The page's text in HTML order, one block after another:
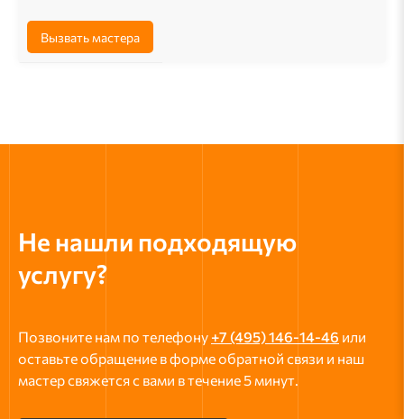
Вызвать мастера
Не нашли подходящую
услугу?
Позвоните нам по телефону +7 (495) 146-14-46 или
оставьте обращение в форме обратной связи и наш
мастер свяжется с вами в течение 5 минут.